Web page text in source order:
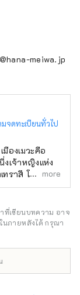
meiwa.jp
จดทะเบียนทั่วไป
องเมวะคือ
งเจ้าหญิงแห่ง
ทราสึ โอมิคามิ
ดิเคยอาศัยอยู่
more
ที่เขียนบทความ อาจ
นภายหลังได้ กรุณา